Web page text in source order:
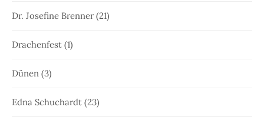
Dr. Josefine Brenner(21)
Drachenfest (1)
Dünen (3)
Edna Schuchardt (23)